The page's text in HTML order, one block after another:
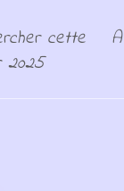
cette
2025